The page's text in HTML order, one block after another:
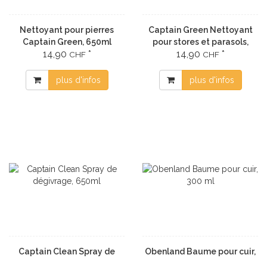
Nettoyant pour pierres
Captain Green, 650ml
14,90 CHF*
plus d'infos
Captain Green Nettoyant
pour stores et parasols,
650ml
14,90 CHF*
plus d'infos
Captain Clean Spray de Obenland Baume pour cuir,